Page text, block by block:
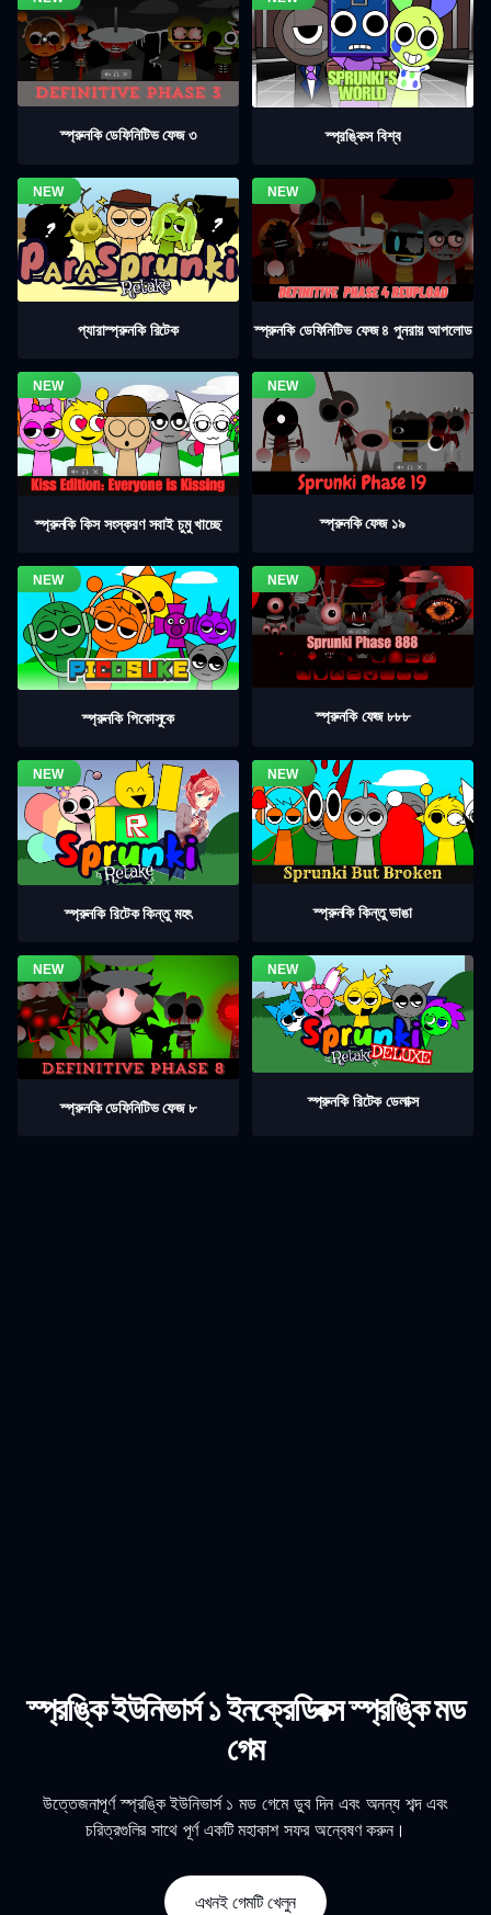
স্প্রুনকি ডেফিনিটিভ ফেজ ৩ স্প্রঙ্কিস বিশ্ব
প্যারাস্প্রুনকি রিটেক স্প্রুনকি ডেফিনিটিভ ফেজ ৪ পুনরায় আপলোড
স্প্রুনকি কিস সংস্করণ সবাই চুমু খাচ্ছে স্প্রুনকি ফেজ ১৯
স্প্রুনকি পিকোসুকে স্প্রুনকি ফেজ ৮৮৮
স্প্রুনকি রিটেক কিন্তু মহৎ স্প্রুনকি কিন্তু ভাঙা
স্প্রুনকি ডেফিনিটিভ ফেজ ৮ স্প্রুনকি রিটেক ডেলাক্স
স্প্রঙ্কি ইউনিভার্স ১ ইনক্রেডিবক্স স্প্রঙ্কি মড
গেম
উত্তেজনাপূর্ণ স্প্রঙ্কি ইউনিভার্স ১ মড গেমে ডুব দিন এবং অনন্য শব্দ এবং
চরিত্রগুলির সাথে পূর্ণ একটি মহাকাশ সফর অন্বেষণ করুন।
এখনই গেমটি খেলুন